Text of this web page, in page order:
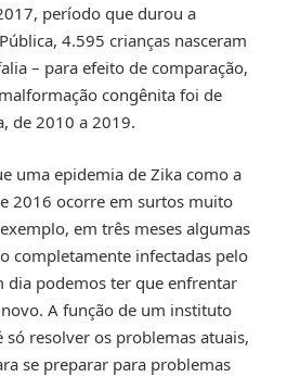
período que durou a
4.595 crianças nasceram
– para efeito de comparação,
congênita foi de
de 2010 a 2019.
uma epidemia de Zika como a
2016 ocorre em surtos muito
em três meses algumas
completamente infectadas pelo
dia podemos ter que enfrentar
A função de um instituto
resolver os problemas atuais,
se preparar para problemas